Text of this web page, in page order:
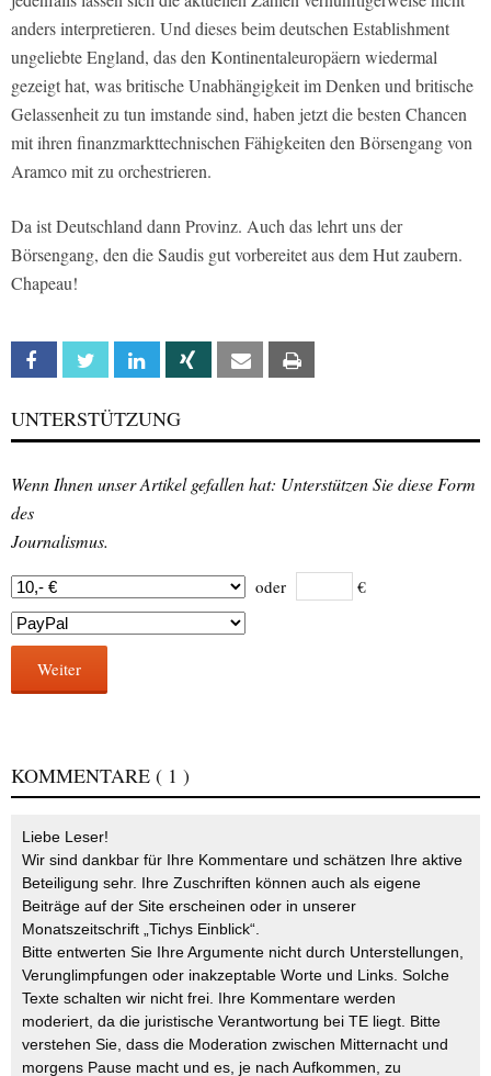
anders interpretieren. Und dieses beim deutschen Establishment
ungeliebte England, das den Kontinentaleuropäern wiedermal
gezeigt hat, was britische Unabhängigkeit im Denken und britische
Gelassenheit zu tun imstande sind, haben jetzt die besten Chancen
mit ihren finanzmarkttechnischen Fähigkeiten den Börsengang von
Aramco mit zu orchestrieren.
Da ist Deutschland dann Provinz. Auch das lehrt uns der
Börsengang, den die Saudis gut vorbereitet aus dem Hut zaubern.
Chapeau!
Facebook Twitter Linkedin Xing Email
UNTERSTÜTZUNG
Wenn Ihnen unser Artikel gefallen hat: Unterstützen Sie diese Form
des
Journalismus.
oder €
Weiter
KOMMENTARE ( 1 )
Liebe Leser!
Wir sind dankbar für Ihre Kommentare und schätzen Ihre aktive
Beteiligung sehr. Ihre Zuschriften können auch als eigene
Beiträge auf der Site erscheinen oder in unserer
Monatszeitschrift „Tichys Einblick“.
Bitte entwerten Sie Ihre Argumente nicht durch Unterstellungen,
Verunglimpfungen oder inakzeptable Worte und Links. Solche
Texte schalten wir nicht frei. Ihre Kommentare werden
moderiert, da die juristische Verantwortung bei TE liegt. Bitte
verstehen Sie, dass die Moderation zwischen Mitternacht und
morgens Pause macht und es, je nach Aufkommen, zu